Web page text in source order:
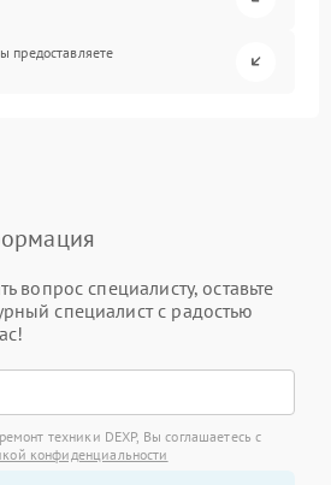
предоставляете
вопрос специалисту, оставьте
специалист с радостью
техники DEXP, Вы соглашаетесь с
конфиденциальности